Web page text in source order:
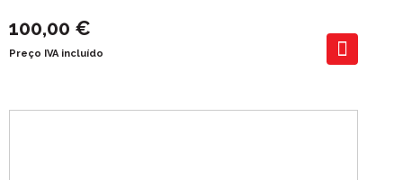
100,00 €
Preço IVA incluído